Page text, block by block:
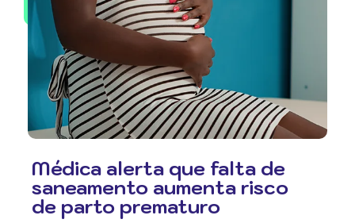
Médica alerta que falta de
saneamento aumenta risco
de parto prematuro